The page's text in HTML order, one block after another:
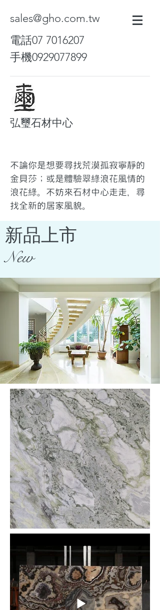
sales@gho.com.tw
電話07 7016207
手機0929077899
弘璽石材中心
不論你是想要尋找荒漠孤寂寧靜的
金貝莎；或是體驗翠綠浪花風情的
浪花綠。不妨來石材中心走走，尋
找全新的居家風貌。
新品上市
New